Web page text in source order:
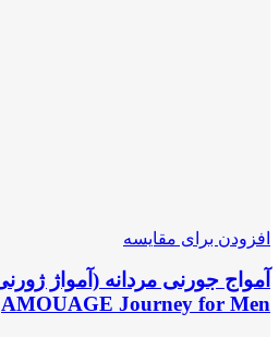
افزودن برای مقایسه
AMOUAGE Journey for Men